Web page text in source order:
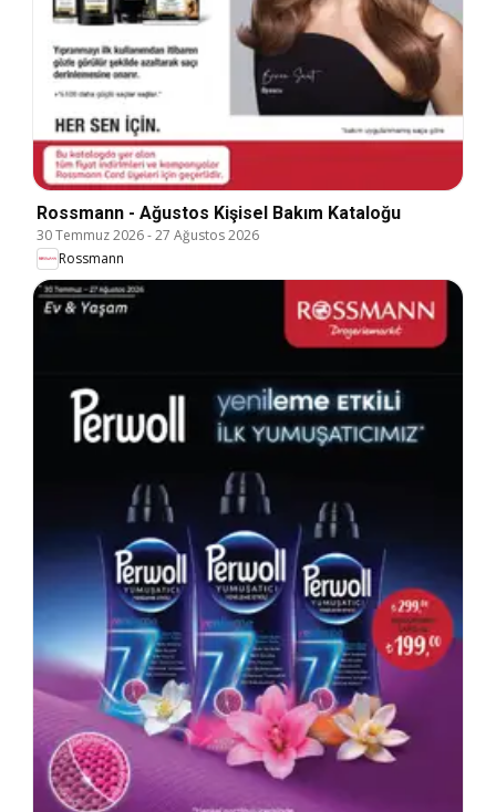
Rossmann - Ağustos Kişisel Bakım Kataloğu
30 Temmuz 2026-27 Ağustos 2026
Rossmann